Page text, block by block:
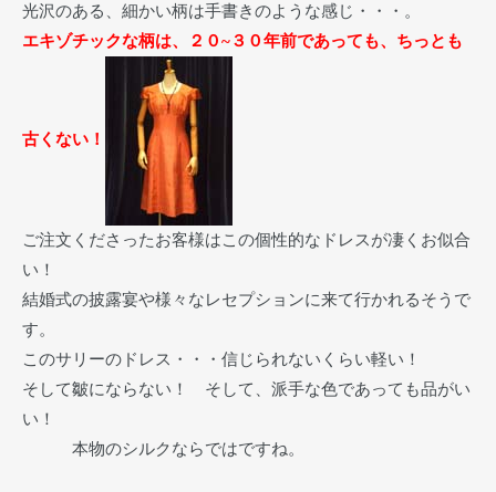
光沢のある、細かい柄は手書きのような感じ・・・。
エキゾチックな柄は、２０~３０年前であっても、ちっとも
古くない！
ご注文くださったお客様はこの個性的なドレスが凄くお似合
い！
結婚式の披露宴や様々なレセプションに来て行かれるそうで
す。
このサリーのドレス・・・信じられないくらい軽い！
そして皺にならない！ そして、派手な色であっても品がい
い！
本物のシルクならではですね。